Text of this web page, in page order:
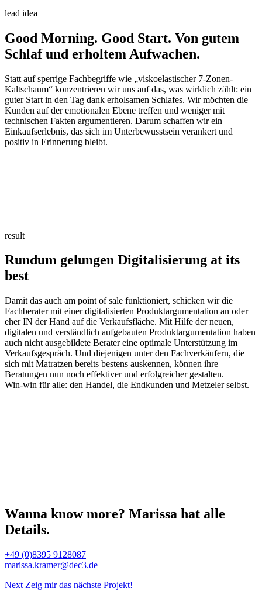
lead idea
Good Morning. Good Start. Von gutem
Schlaf und erholtem Aufwachen.
Statt auf sperrige Fachbegriffe wie „viskoelastischer 7-Zonen-
Kaltschaum“ konzentrieren wir uns auf das, was wirklich zählt: ein
guter Start in den Tag dank erholsamen Schlafes. Wir möchten die
Kunden auf der emotionalen Ebene treffen und weniger mit
technischen Fakten argumentieren. Darum schaffen wir ein
Einkaufserlebnis, das sich im Unterbewusstsein verankert und
positiv in Erinnerung bleibt.
result
Rundum gelungen Digitalisierung at its
best
Damit das auch am point of sale funktioniert, schicken wir die
Fachberater mit einer digitalisierten Produktargumentation an oder
eher IN der Hand auf die Verkaufsfläche. Mit Hilfe der neuen,
digitalen und verständlich aufgebauten Produktargumentation haben
auch nicht ausgebildete Berater eine optimale Unterstützung im
Verkaufsgespräch. Und diejenigen unter den Fachverkäufern, die
sich mit Matratzen bereits bestens auskennen, können ihre
Beratungen nun noch effektiver und erfolgreicher gestalten.
Win-win für alle: den Handel, die Endkunden und Metzeler selbst.
Wanna know more? Marissa hat alle
Details.
+49 (0)8395 9128087
marissa.kramer@dec3.de
Next Zeig mir das nächste Projekt!